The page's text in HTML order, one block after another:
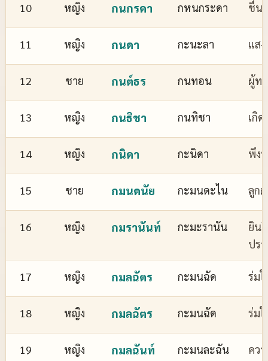
10 หญิง กนกรดา กหนกระดา ชื่น
11 หญิง กนดา กะนะลา แสง
12 ชาย กนต์ธร กนทอน ผู้ท
13 หญิง กนธิชา กนทิชา เกิด
14 หญิง กนิดา กะนิดา พึง
15 ชาย กมนดนัย กะมนดะไน ลูก
16 หญิง กมรานันท์ กะมะรานัน
ยิน
ปร
17 หญิง กมลฉัตร กะมนฉัด ร่มใ
18 หญิง กมลฉัตร กะมนฉัด ร่มใ
19 หญิง กมลฉันท์ กะมนละฉัน คว